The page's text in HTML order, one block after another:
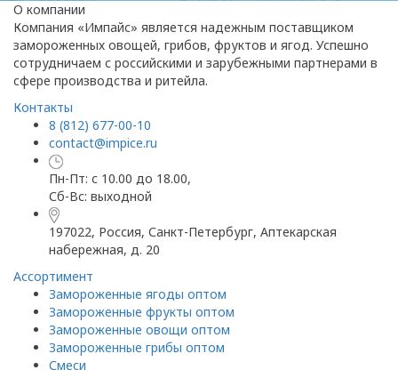
О компании
Компания «Импайс» является надежным поставщиком
замороженных овощей, грибов, фруктов и ягод. Успешно
сотрудничаем с российскими и зарубежными партнерами в
сфере производства и ритейла.
Контакты
8 (812) 677-00-10
contact@impice.ru
Пн-Пт: с 10.00 до 18.00,
Сб-Вс: выходной
197022, Россия, Санкт-Петербург, Аптекарская
набережная, д. 20
Ассортимент
Замороженные ягоды оптом
Замороженные фрукты оптом
Замороженные овощи оптом
Замороженные грибы оптом
Смеси